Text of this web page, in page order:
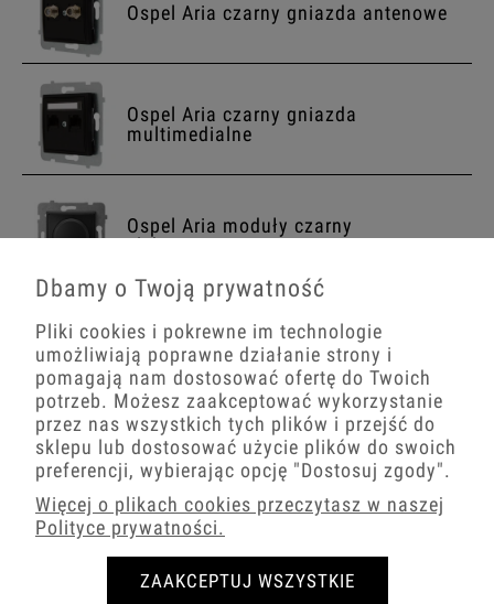
Ospel Aria czarny gniazda antenowe
Ospel Aria czarny gniazda
multimedialne
Ospel Aria moduły czarny
elektroniczne
Ospel Aria czarny pozostałe
Ospel Aria czarny puszki natynkowe
Ospel Aria czarny ramki
Dbamy o Twoją prywatność
Pliki cookies i pokrewne im technologie
umożliwiają poprawne działanie strony i
pomagają nam dostosować ofertę do Twoich
potrzeb. Możesz zaakceptować wykorzystanie
przez nas wszystkich tych plików i przejść do
sklepu lub dostosować użycie plików do swoich
preferencji, wybierając opcję "Dostosuj zgody".
Więcej o plikach cookies przeczytasz w naszej
Polityce prywatności.
ZAAKCEPTUJ WSZYSTKIE